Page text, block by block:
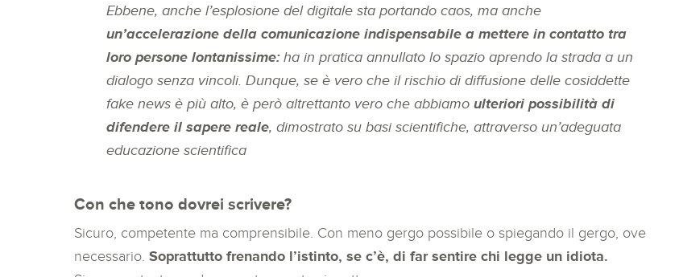
Ebbene, anche l’esplosione del digitale sta portando caos, ma anche
un’accelerazione della comunicazione indispensabile a mettere in contatto tra
loro persone lontanissime:ha in pratica annullato lo spazio aprendo la strada a un
dialogo senza vincoli. Dunque, se è vero che il rischio di diffusione delle cosiddette
fake news è più alto, è però altrettanto vero che abbiamo ulteriori possibilità di
difendere il sapere reale, dimostrato su basi scientifiche, attraverso un’adeguata
educazione scientifica
Con che tono dovrei scrivere?
Sicuro, competente ma comprensibile. Con meno gergo possibile o spiegando il gergo, ove
necessario. Soprattutto frenando l’istinto, se c’è, di far sentire chi legge un idiota.